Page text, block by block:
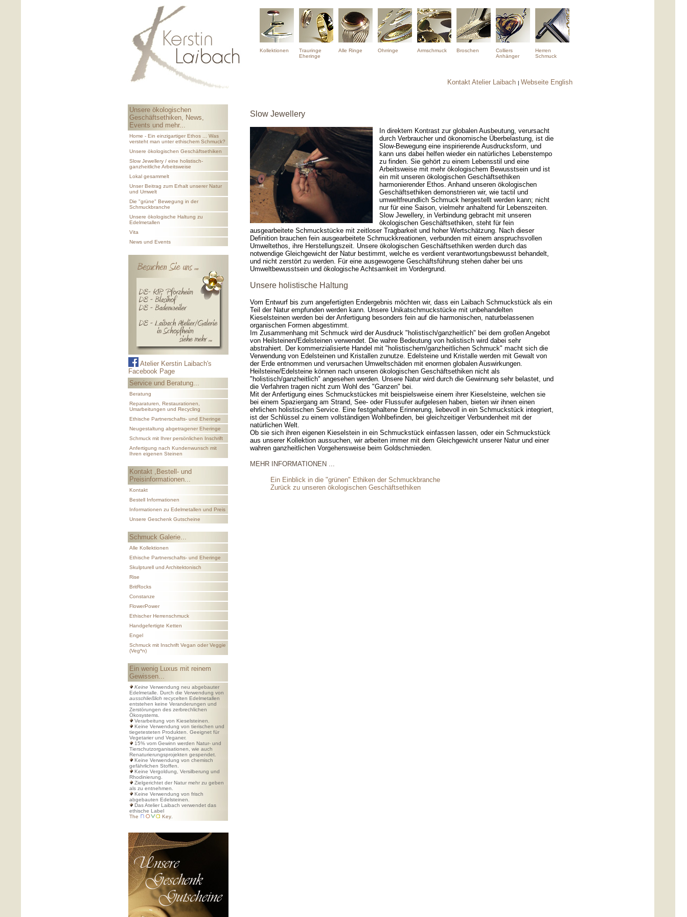
Kollektionen
Trauringe
Eheringe
Alle Ringe Ohrringe Armschmuck Broschen
Colliers
Anhänger
Herren
Schmuck
Kontakt Atelier Laibach | Webseite English
Unsere ökologischen
Geschäftsethiken, News,
Events und mehr...
Home - Ein einzigartiger Ethos ... Was
versteht man unter ethischem Schmuck?
Unsere ökologischen Geschäftsethiken
Slow Jewellery / eine holistisch-
ganzheitliche Arbeitsweise
Lokal gesammelt
Unser Beitrag zum Erhalt unserer Natur
und Umwelt
Die "grüne" Bewegung in der
Schmuckbranche
Unsere ökologische Haltung zu
Edelmetallen
Vita
News und Events
Atelier Kerstin Laibach's
Facebook Page
Service und Beratung...
Beratung
Reparaturen, Restaurationen,
Umarbeitungen und Recycling
Ethische Partnerschafts- und Eheringe
Neugestaltung abgetragener Eheringe
Schmuck mit Ihrer persönlichen Inschrift
Anfertigung nach Kundenwunsch mit
Ihren eigenen Steinen
Kontakt ,Bestell- und
Preisinformationen...
Kontakt
Bestell Informationen
Informationen zu Edelmetallen und Preis
Unsere Geschenk Gutscheine
Schmuck Galerie...
Alle Kollektionen
Ethische Partnerschafts- und Eheringe
Skulpturell und Architektonisch
Rise
BritRocks
Constanze
FlowerPower
Ethischer Herrenschmuck
Handgefertigte Ketten
Engel
Schmuck mit Inschrift Vegan oder Veggie
(Veg*n)
Ein wenig Luxus mit reinem
Gewissen...
Keine Verwendung neu abgebauter
Edelmetalle. Durch die Verwendung von
ausschließlich recycelten Edelmetallen
entstehen keine Veranderungen und
Zerstörungen des zerbrechlichen
Ökosystems.
Verarbeitung von Kieselsteinen.
Keine Verwendung von tierischen und
tiegetesteten Produkten. Geeignet für
Vegetarier und Veganer.
15% vom Gewinn werden Natur- und
Tierschutzorganisationen, wie auch
Renaturierungsprojekten gespendet.
Keine Verwendung von chemisch
gefährlichen Stoffen.
Keine Vergoldung, Versilberung und
Rhodinierung.
Zielgerichtet der Natur mehr zu geben
als zu entnehmen.
Keine Verwendung von frisch
abgebauten Edelsteinen.
Das Atelier Laibach verwendet das
ethische Label
The
Key
Slow Jewellery
In direktem Kontrast zur globalen Ausbeutung, verursacht
durch Verbraucher und ökonomische Überbelastung, ist die
Slow-Bewegung eine inspirierende Ausdrucksform, und
kann uns dabei helfen wieder ein natürliches Lebenstempo
zu finden. Sie gehört zu einem Lebensstil und eine
Arbeitsweise mit mehr ökologischem Bewusstsein und ist
ein mit unseren ökologischen Geschäftsethiken
harmonierender Ethos. Anhand unseren ökologischen
Geschäftsethiken demonstrieren wir, wie tactil und
umweltfreundlich Schmuck hergestellt werden kann; nicht
nur für eine Saison, vielmehr anhaltend für Lebenszeiten.
Slow Jewellery, in Verbindung gebracht mit unseren
ökologischen Geschäftsethiken, steht für fein
ausgearbeitete Schmuckstücke mit zeitloser Tragbarkeit und hoher Wertschätzung. Nach dieser
Definition brauchen fein ausgearbeitete Schmuckkreationen, verbunden mit einem anspruchsvollen
Umweltethos, ihre Herstellungszeit. Unsere ökologischen Geschäftsethiken werden durch das
notwendige Gleichgewicht der Natur bestimmt, welche es verdient verantwortungsbewusst behandelt,
und nicht zerstört zu werden. Für eine ausgewogene Geschäftsführung stehen daher bei uns
Umweltbewusstsein und ökologische Achtsamkeit im Vordergrund.
Unsere holistische Haltung
Vom Entwurf bis zum angefertigten Endergebnis möchten wir, dass ein Laibach Schmuckstück als ein
Teil der Natur empfunden werden kann. Unsere Unikatschmuckstücke mit unbehandelten
Kieselsteinen werden bei der Anfertigung besonders fein auf die harmonischen, naturbelassenen
organischen Formen abgestimmt.
Im Zusammenhang mit Schmuck wird der Ausdruck "holistisch/ganzheitlich" bei dem großen Angebot
von Heilsteinen/Edelsteinen verwendet. Die wahre Bedeutung von holistisch wird dabei sehr
abstrahiert. Der kommerzialisierte Handel mit "holistischem/ganzheitlichen Schmuck" macht sich die
Verwendung von Edelsteinen und Kristallen zunutze. Edelsteine und Kristalle werden mit Gewalt von
der Erde entnommen und verursachen Umweltschäden mit enormen globalen Auswirkungen.
Heilsteine/Edelsteine können nach unseren ökologischen Geschäftsethiken nicht als
"holistisch/ganzheitlich" angesehen werden. Unsere Natur wird durch die Gewinnung sehr belastet, und
die Verfahren tragen nicht zum Wohl des "Ganzen" bei.
Mit der Anfertigung eines Schmuckstückes mit beispielsweise einem ihrer Kieselsteine, welchen sie
bei einem Spaziergang am Strand, See- oder Flussufer aufgelesen haben, bieten wir ihnen einen
ehrlichen holistischen Service. Eine festgehaltene Erinnerung, liebevoll in ein Schmuckstück integriert,
ist der Schlüssel zu einem vollständigen Wohlbefinden, bei gleichzeitiger Verbundenheit mit der
natürlichen Welt.
Ob sie sich ihren eigenen Kieselstein in ein Schmuckstück einfassen lassen, oder ein Schmuckstück
aus unserer Kollektion aussuchen, wir arbeiten immer mit dem Gleichgewicht unserer Natur und einer
wahren ganzheitlichen Vorgehensweise beim Goldschmieden.
MEHR INFORMATIONEN ...
Ein Einblick in die "grünen" Ethiken der Schmuckbranche
Zurück zu unseren ökologischen Geschäftsethiken